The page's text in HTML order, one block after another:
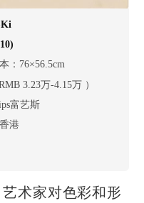
Ki
：76×56.5cm
3.23万-4.15万 ）
富艺斯
港
术家对色彩和形